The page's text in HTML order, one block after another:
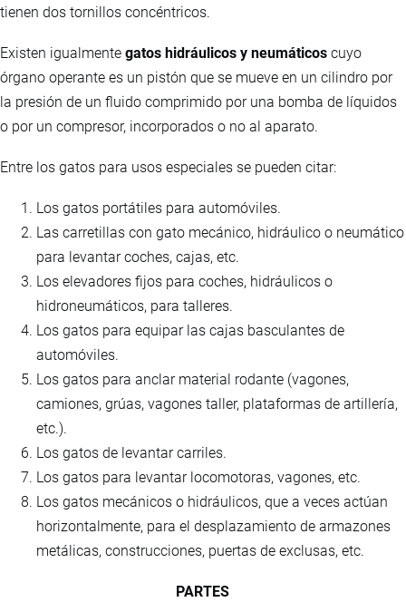
tienen dos tornillos concéntricos.
Existen igualmente gatos hidráulicos y neumáticos cuyo
órgano operante es un pistón que se mueve en un cilindro por
la presión de un fluido comprimido por una bomba de líquidos
o por un compresor, incorporados o no al aparato.
Entre los gatos para usos especiales se pueden citar:
Los gatos portátiles para automóviles.
Las carretillas con gato mecánico, hidráulico o neumático
para levantar coches, cajas, etc.
Los elevadores fijos para coches, hidráulicos o
hidroneumáticos, para talleres.
Los gatos para equipar las cajas basculantes de
automóviles.
Los gatos para anclar material rodante (vagones,
camiones, grúas, vagones taller, plataformas de artillería,
etc.).
Los gatos de levantar carriles.
Los gatos para levantar locomotoras, vagones, etc.
Los gatos mecánicos o hidráulicos, que a veces actúan
horizontalmente, para el desplazamiento de armazones
metálicas, construcciones, puertas de exclusas, etc.
PARTES